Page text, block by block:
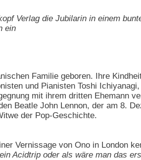
Verlag die Jubilarin in einem
ein
Familie geboren. Ihre
und Pianisten Toshi
mit ihrem dritten Ehemann
Beatle John Lennon, der am 8.
der Pop-Geschichte.
Vernissage von Ono in London
Acidtrip oder als wäre man das